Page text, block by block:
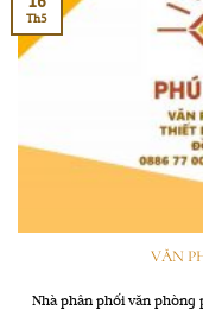
VĂN
Nhà phân phối văn
Th5